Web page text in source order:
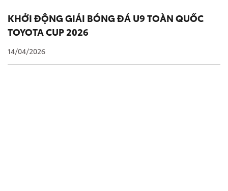
KHỞI ĐỘNG GIẢI BÓNG ĐÁ U9 TOÀN QUỐC
TOYOTA CUP 2026
14/04/2026